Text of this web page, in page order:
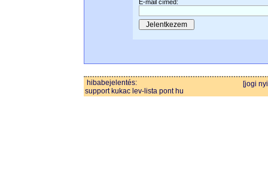
E-mail címed:
hibabejelentés:
support kukac lev-lista pont hu
[jogi